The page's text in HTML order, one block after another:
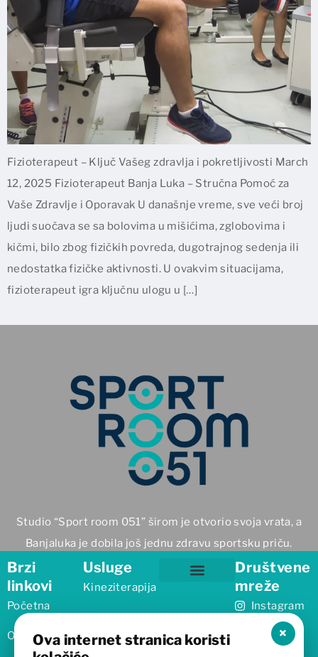
Fizioterapeut – Ključ Vašeg zdravlja i pokretljivosti March
12, 2025 Fizioterapeut Banja Luka – Stručna Pomoć za
Vaše Zdravlje i Oporavak U današnje vreme, sve veći broj
ljudi suočava se sa bolovima u mišićima, zglobovima i
kičmi, bilo zbog fizičkih povreda, dugotrajnog sedenja ili
nedostatka fizičke aktivnosti. U ovakvim situacijama,
fizioterapeut igra ključnu ulogu u […]
Studio “Sport room 051” širom je otvorio svoja vrata, a
Banjaluka je dobila još jednu zdravu sportsku priču.
Brzi
linkovi
Početna
O nama
Usluge
Kineziterapija
Magnetoterapija
Elektroterapija
Društvene
mreže
Instagram
×
Ova internet stranica koristi